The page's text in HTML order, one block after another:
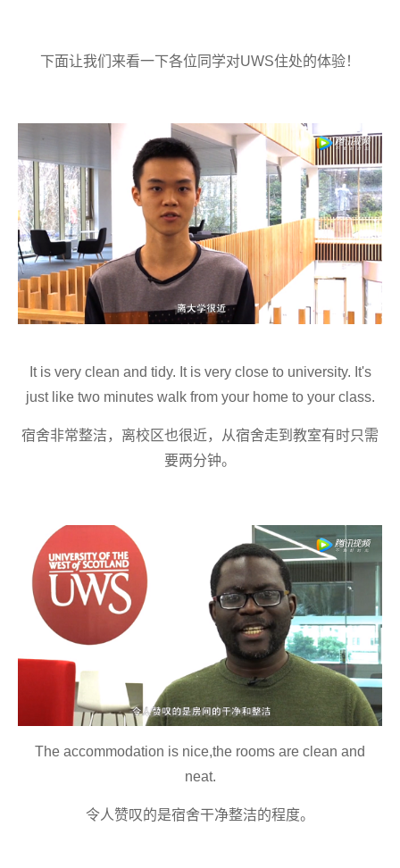
下面让我们来看一下各位同学对UWS住处的体验！
It is very clean and tidy. It is very close to university. It's
just like two minutes walk from your home to your class.
宿舍非常整洁，离校区也很近，从宿舍走到教室有时只需
要两分钟。
The accommodation is nice,the rooms are clean and
neat.
令人赞叹的是宿舍干净整洁的程度。